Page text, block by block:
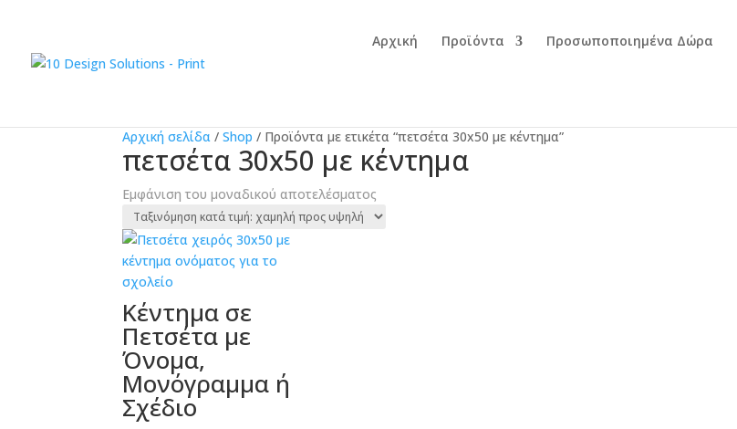
Αρχική Προϊόντα Προσωποποιημένα Δώρα
Αρχική σελίδα /Shop / Προϊόντα με ετικέτα “πετσέτα 30x50 με κέντημα”
πετσέτα 30x50 με κέντημα
Εμφάνιση του μοναδικού αποτελέσματος
Κέντημα σε
Πετσέτα με
Όνομα,
Μονόγραμμα ή
Σχέδιο